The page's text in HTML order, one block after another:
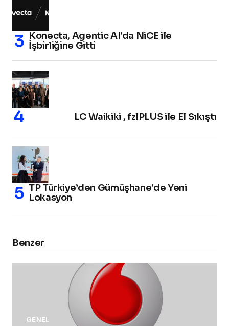
Konecta, Agentic AI’da NiCE ile
İşbirliğine Gitti
LC Waikiki , fzlPLUS ile El Sıkıştı
TP Türkiye’den Gümüşhane’de Yeni
Lokasyon
Benzer
GENEL